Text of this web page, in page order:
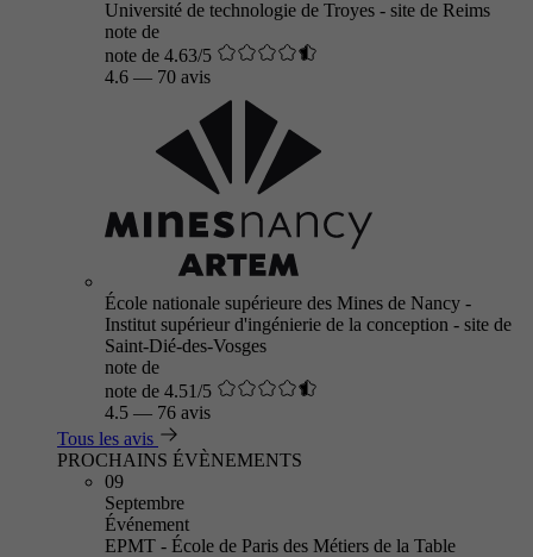
Université de technologie de Troyes - site de Reims
note de
note de 4.63/5
4.6 — 70 avis
École nationale supérieure des Mines de Nancy -
Institut supérieur d'ingénierie de la conception - site de
Saint-Dié-des-Vosges
note de
note de 4.51/5
4.5 — 76 avis
Tous les avis
PROCHAINS ÉVÈNEMENTS
09
Septembre
Événement
EPMT - École de Paris des Métiers de la Table